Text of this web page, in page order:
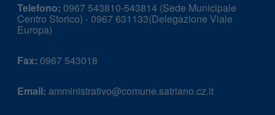
Telefono: 0967 543810-543814 (Sede Municipale
Centro Storico) - 0967 631133(Delegazione Viale
Europa)
Fax: 0967 543018
Email: amministrativo@comune.satriano.cz.it